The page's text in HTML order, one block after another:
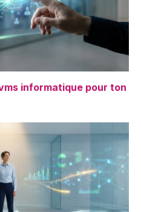
informatique pour ton